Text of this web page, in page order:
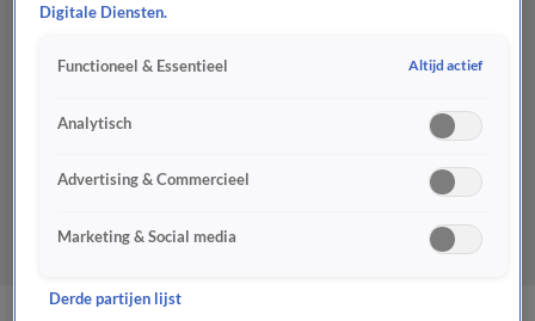
Digitale Diensten.
Functioneel & Essentieel Altijd actief
Analytisch
Advertising & Commercieel
Marketing & Social media
Derde partijen lijst